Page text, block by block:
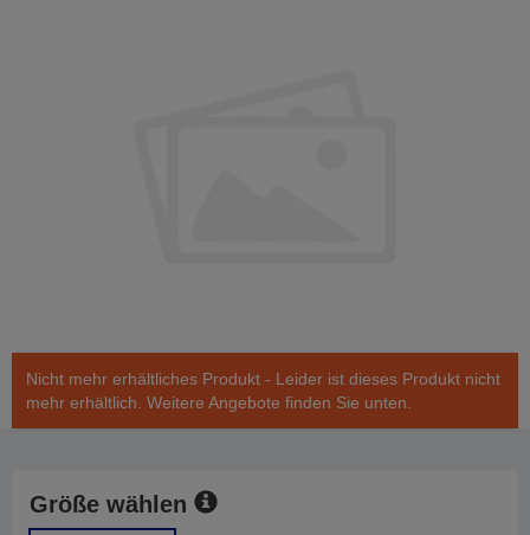
Nicht mehr erhältliches Produkt - Leider ist dieses Produkt nicht
mehr erhältlich. Weitere Angebote finden Sie unten.
Größe wählen